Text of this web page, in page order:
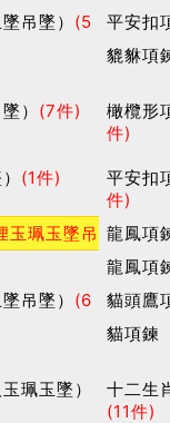
吊墜） (5
平安扣
貔貅項
） (7件)
橄欖形
件)
(1件)
平安扣
件)
玉珮玉墜吊 龍鳳項
龍鳳項
吊墜） (6
貓頭鷹
貓項鍊
珮玉墜）
十二生
(11件)